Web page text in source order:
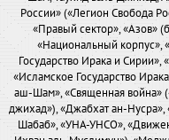
России» («Легион Свобода
«Правый сектор», «Азов»
«Национальный корпус»,
Государство Ирака и Сирии»,
«Исламское Государство
аш-Шам», «Священная война»
джихад»), «Джабхат ан-
Шабаб», «УНА-УНСО»,